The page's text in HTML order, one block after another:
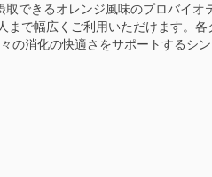
できるオレンジ風味のプロバイオ
で幅広くご利用いただけます。各
の消化の快適さをサポートするシ